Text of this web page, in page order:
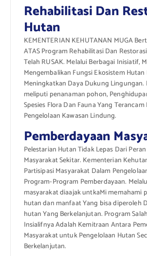
Rehabilitasi Dan
Hutan
KEMENTERIAN KEHUTANAN MUGA
ATAS Program Rehabilitasi Dan
Telah RUSAK. Melalui Berbagai Inisiatif,
Mengembalikan Fungsi Ekosistem Hutan
Meningkatkan Daya Dukung Lingungan.
meliputi penanaman pohon,
Spesies Flora Dan Fauna Yang Terancam
Pengelolaan Kawasan Lindung.
Pemberdayaan
Pelestarian Hutan Tidak Lepas Dari
Masyarakat Sekitar. Kementerian
Partisipasi Masyarakat Dalam
Program-Program Pemberdayaan.
masyarakat diaajak untkaMi memahami
hutan dan manfaat Yang bisa diperoleh
hutan Yang Berkelanjutan. Program
Insialifnya Adalah Kemitraan Antara
Masyarakat untuk Pengelolaan Hutan
Berkelanjutan.